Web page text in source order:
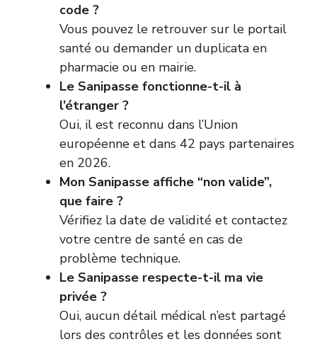
code ?
Vous pouvez le retrouver sur le portail
santé ou demander un duplicata en
pharmacie ou en mairie.
Le Sanipasse fonctionne-t-il à
l’étranger ?
Oui, il est reconnu dans l’Union
européenne et dans 42 pays partenaires
en 2026.
Mon Sanipasse affiche “non valide”,
que faire ?
Vérifiez la date de validité et contactez
votre centre de santé en cas de
problème technique.
Le Sanipasse respecte-t-il ma vie
privée ?
Oui, aucun détail médical n’est partagé
lors des contrôles et les données sont